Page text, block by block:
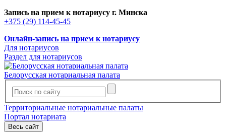
Запись на прием к нотариусу г. Минска
+375 (29) 114-45-45
Онлайн-запись на прием к нотариусу
Для нотариусов
Раздел для нотариусов
Белорусская нотариальная палата
Территориальные нотариальные палаты
Портал нотариата
Весь сайт